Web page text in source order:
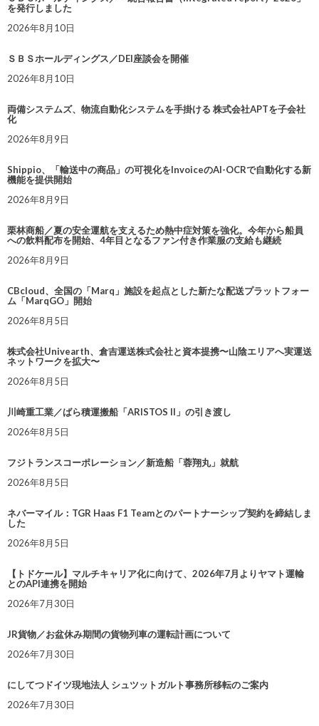
を発行しました
2026年8月10日
ＳＢＳホールディングス／DEI座談会を開催
2026年8月10日
両備システムズ、物流自動化システムを手掛ける 株式会社APTを子会社
化
2026年8月9日
Shippio、「輸送中の商品」の可視化をInvoiceのAI-OCRで自動化する新
機能を提供開始
2026年8月9日
栗林商船／夏の安全運航を支えるため熱中症対策を強化。今年から船員
への飲料配布を開始、4年目となるファン付き作業服の支給も継続
2026年8月9日
CBcloud、全国の「Marq」施設を起点とした新たな配送プラットフォー
ム「MarqGO」開始
2026年8月5日
株式会社Univearth、倉吉運送株式会社と資本提携〜山陰エリアへ実運送
ネットワークを拡大〜
2026年8月5日
川崎重工業／ばら積運搬船「ARISTOS II」の引き渡し
2026年8月5日
フジトランスコーポレーション／新造船「蓉翔丸」就航
2026年8月5日
ネバーマイル：TGR Haas F1 Teamとのパートナーシップ契約を締結しま
した
2026年8月5日
【トドケール】マルチキャリア化に向けて、2026年7月よりヤマト運輸
とのAPI連携を開始
2026年7月30日
JR貨物／お盆休み期間の貨物列車の運転計画について
2026年7月30日
にしてつドイツ現地法人 シュツットガルト事務所移転のご案内
2026年7月30日